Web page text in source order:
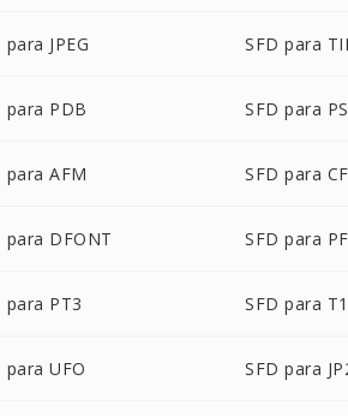
para JPEG SFD para
para PDB SFD para PS
para AFM SFD para
para DFONT SFD para
para PT3 SFD para
para UFO SFD para